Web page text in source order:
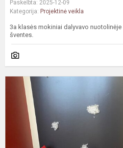
Paskelbta: 2025-12-09
Kategorija: Projektinė veikla
3a klasės mokiniai dalyvavo
šventes.